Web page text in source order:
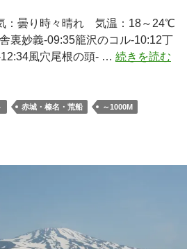
曇り時々晴れ 気温：18～24℃
裏妙義-09:35籠沢のコル-10:12丁
風穴尾根の頭- … 続きを読む
赤城・榛名・荒船
～1000M